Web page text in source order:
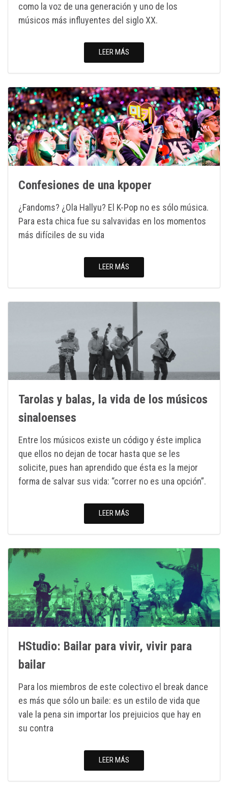
como la voz de una generación y uno de los
músicos más influyentes del siglo XX.
LEER MÁS
Confesiones de una kpoper
¿Fandoms? ¿Ola Hallyu? El K-Pop no es sólo música.
Para esta chica fue su salvavidas en los momentos
más difíciles de su vida
LEER MÁS
Tarolas y balas, la vida de los músicos
sinaloenses
Entre los músicos existe un código y éste implica
que ellos no dejan de tocar hasta que se les
solicite, pues han aprendido que ésta es la mejor
forma de salvar sus vida: “correr no es una opción”.
LEER MÁS
HStudio: Bailar para vivir, vivir para
bailar
Para los miembros de este colectivo el break dance
es más que sólo un baile: es un estilo de vida que
vale la pena sin importar los prejuicios que hay en
su contra
LEER MÁS